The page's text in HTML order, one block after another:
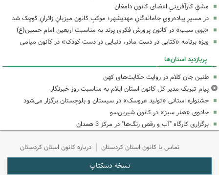
مشقِ کارآفرینیِ اعضای کانونِ دامغان
در مسیرِ پیاده‌رویِ جاماندگانِ مهدیشهر؛ موکبِ کانون میزبانِ زائرانِ کوچک شد
«بوی سیب» در کانون پرورش فکری پرند به مناسبت اربعین امام حسین(ع)
ویژه برنامه «کتابی در دست مادر، دنیایی در دست کودک» در کانون میامی
پربازدید استان‌ها
طنین جان کلام در روایت حکایت‌های کهن
پیام تبریک مدیر کل کانون استان ایلام به مناسبت روز خبرنگار
جشنواره استانی «تولید عروسک» در سیستان و بلوچستان برگزار می‌شود
جادوی «هنر سبز» در کانون شیرین‌سو
برگزاری کارگاه "آب و رقص رنگ‌ها" در مرکز 3 همدان
تماس با کانون استان کردستان درباره کانون استان کردستان
نسخه دسکتاپ